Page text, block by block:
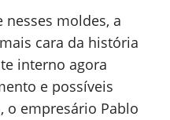
nesses moldes, a
cara da história
interno agora
e possíveis
o empresário Pablo